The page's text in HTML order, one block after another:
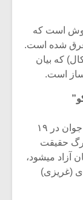
جوش است که
شده است.
که بیان
است.
در نخستین اپرا از آثار راخمانینف، آهنگساز جوان در ۱۹
حقیقت
آزاد میشود،
(غریزی)